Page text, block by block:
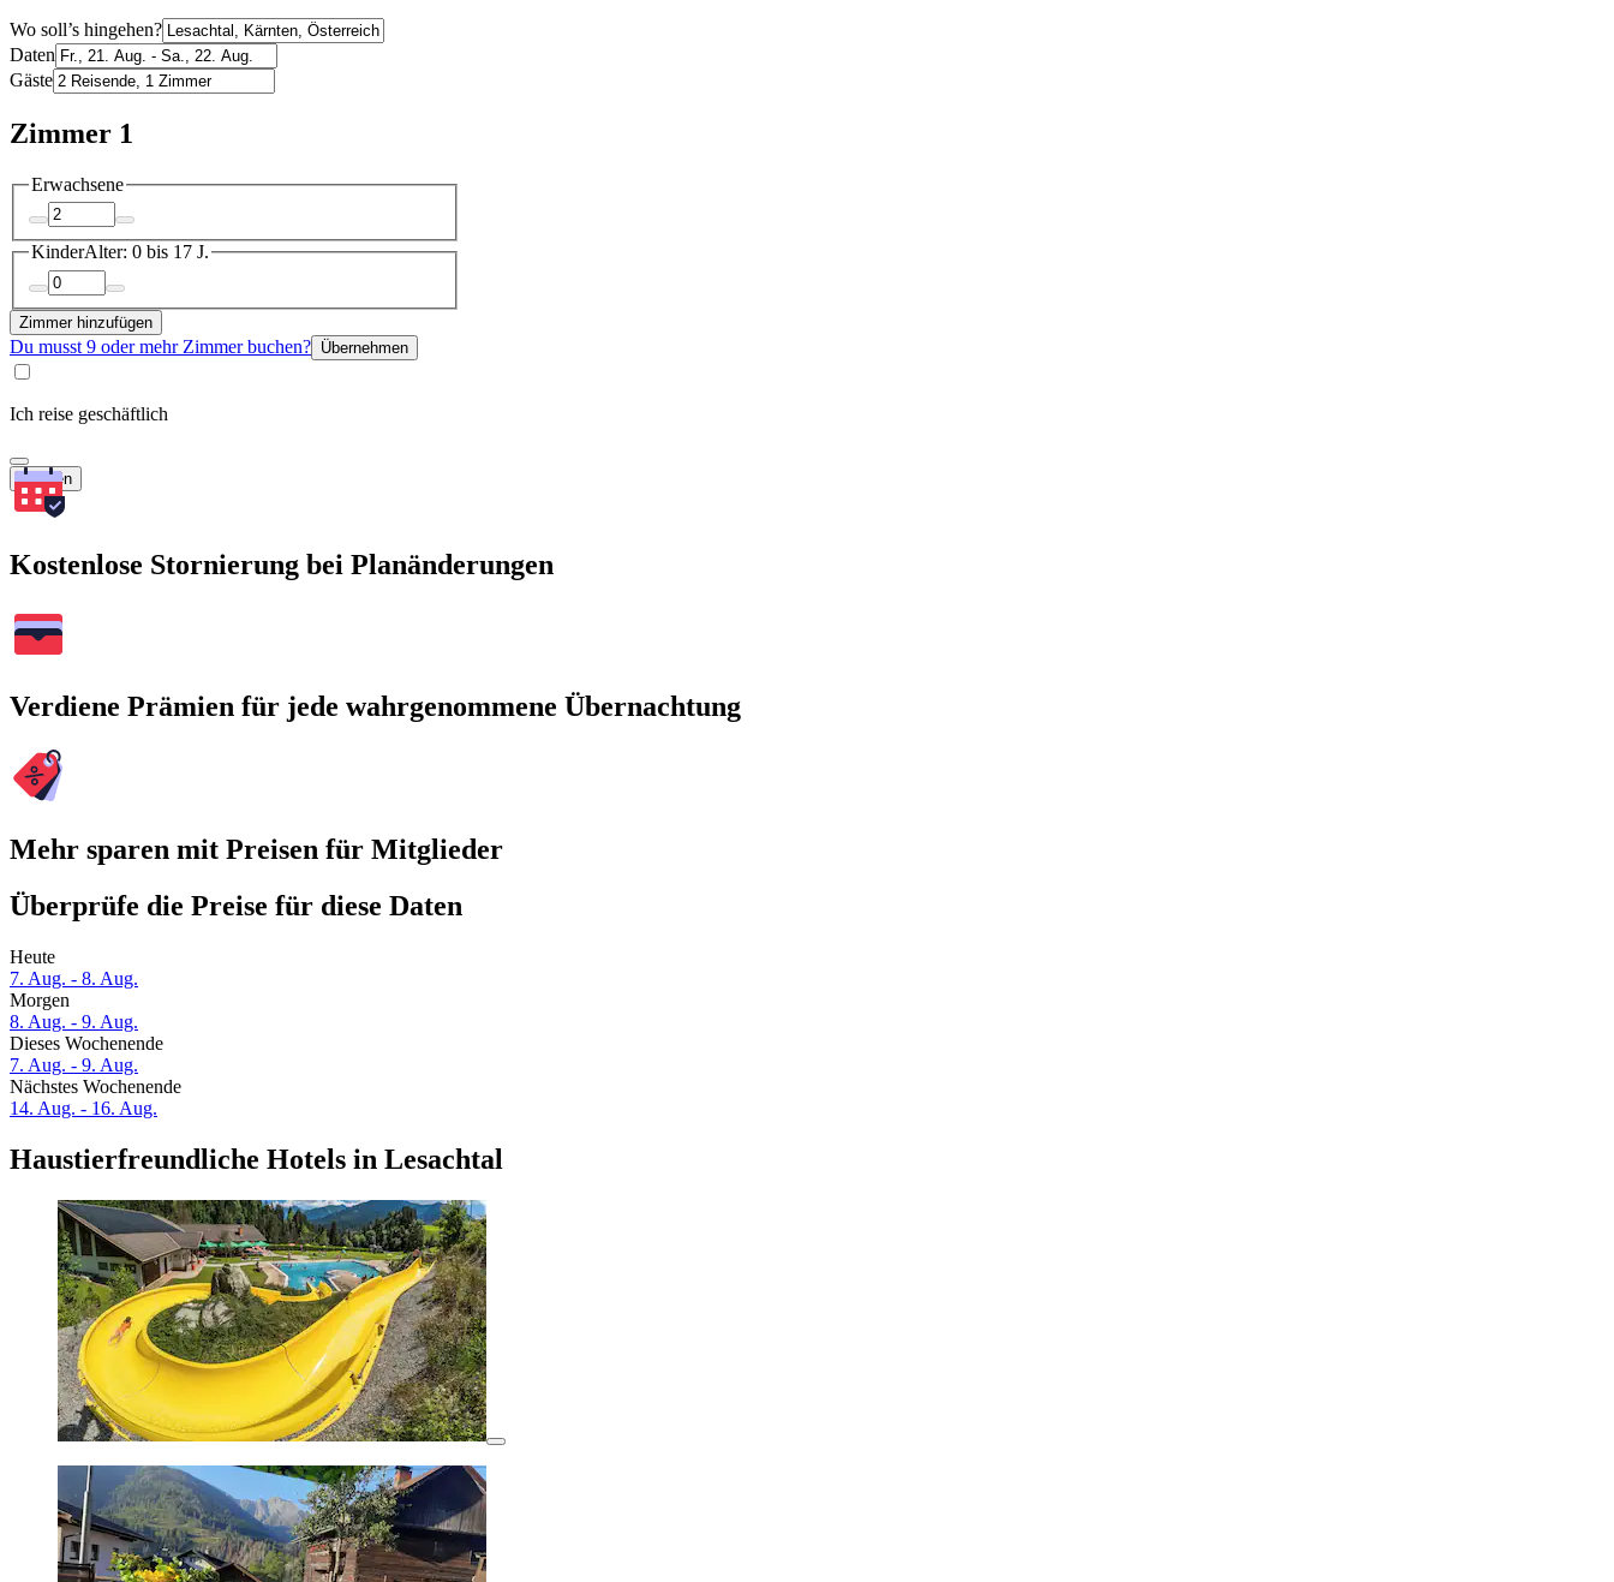
Wo soll’s hingehen?
Daten
Gäste
Zimmer 1
Erwachsene
KinderAlter: 0 bis 17 J.
Zimmer hinzufügen
Du musst 9 oder mehr Zimmer buchen? Übernehmen
Ich reise geschäftlich
Suchen
Kostenlose Stornierung bei Planänderungen
Verdiene Prämien für jede wahrgenommene Übernachtung
Mehr sparen mit Preisen für Mitglieder
Überprüfe die Preise für diese Daten
Heute
7. Aug. - 8. Aug.
Morgen
8. Aug. - 9. Aug.
Dieses Wochenende
7. Aug. - 9. Aug.
Nächstes Wochenende
14. Aug. - 16. Aug.
Haustierfreundliche Hotels in Lesachtal